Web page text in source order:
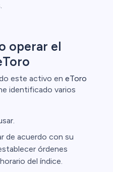
operar el
este activo en eToro
identificado varios
de acuerdo con su
órdenes
del índice.